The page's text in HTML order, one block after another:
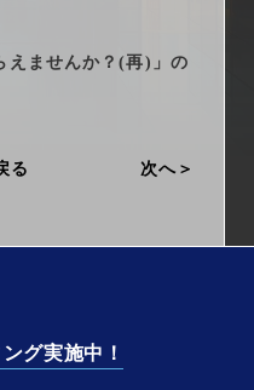
arrow_right_alt
arrow_right_alt
えませんか？(再)」の
る 次へ
グ実施中！